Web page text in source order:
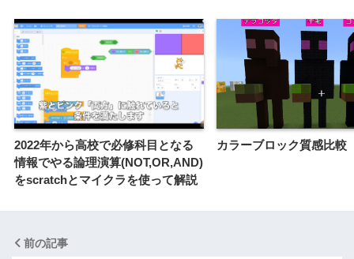
2022年から高校で必修科目となる
情報でやる論理演算(NOT,OR,AND)
をscratchとマイクラを使って解説
カラーブロック質感比較
前の記事